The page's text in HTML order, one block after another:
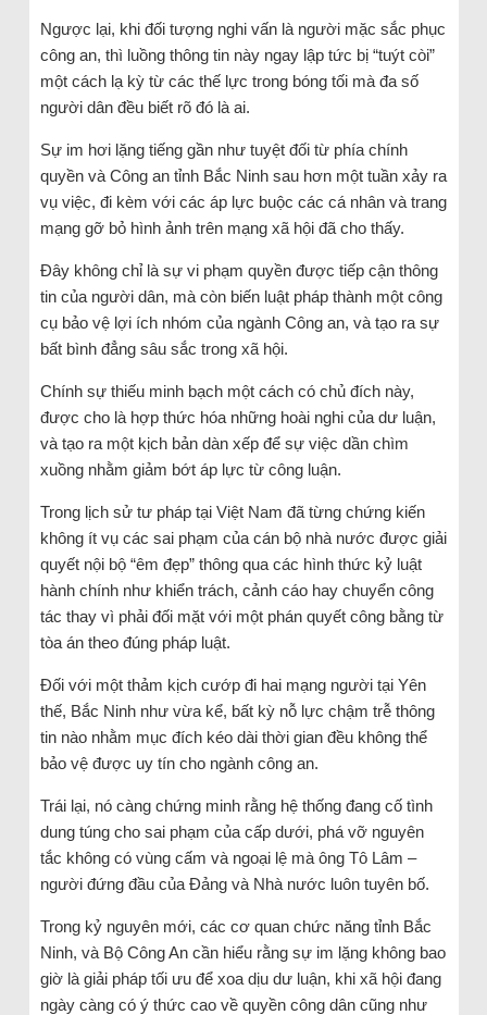
Ngược lại, khi đối tượng nghi vấn là người mặc sắc phục
công an, thì luồng thông tin này ngay lập tức bị “tuýt còi”
một cách lạ kỳ từ các thế lực trong bóng tối mà đa số
người dân đều biết rõ đó là ai.
Sự im hơi lặng tiếng gần như tuyệt đối từ phía chính
quyền và Công an tỉnh Bắc Ninh sau hơn một tuần xảy ra
vụ việc, đi kèm với các áp lực buộc các cá nhân và trang
mạng gỡ bỏ hình ảnh trên mạng xã hội đã cho thấy.
Đây không chỉ là sự vi phạm quyền được tiếp cận thông
tin của người dân, mà còn biến luật pháp thành một công
cụ bảo vệ lợi ích nhóm của ngành Công an, và tạo ra sự
bất bình đẳng sâu sắc trong xã hội.
Chính sự thiếu minh bạch một cách có chủ đích này,
được cho là hợp thức hóa những hoài nghi của dư luận,
và tạo ra một kịch bản dàn xếp để sự việc dần chìm
xuồng nhằm giảm bớt áp lực từ công luận.
Trong lịch sử tư pháp tại Việt Nam đã từng chứng kiến
không ít vụ các sai phạm của cán bộ nhà nước được giải
quyết nội bộ “êm đẹp” thông qua các hình thức kỷ luật
hành chính như khiển trách, cảnh cáo hay chuyển công
tác thay vì phải đối mặt với một phán quyết công bằng từ
tòa án theo đúng pháp luật.
Đối với một thảm kịch cướp đi hai mạng người tại Yên
thế, Bắc Ninh như vừa kể, bất kỳ nỗ lực chậm trễ thông
tin nào nhằm mục đích kéo dài thời gian đều không thể
bảo vệ được uy tín cho ngành công an.
Trái lại, nó càng chứng minh rằng hệ thống đang cố tình
dung túng cho sai phạm của cấp dưới, phá vỡ nguyên
tắc không có vùng cấm và ngoại lệ mà ông Tô Lâm –
người đứng đầu của Đảng và Nhà nước luôn tuyên bố.
Trong kỷ nguyên mới, các cơ quan chức năng tỉnh Bắc
Ninh, và Bộ Công An cần hiểu rằng sự im lặng không bao
giờ là giải pháp tối ưu để xoa dịu dư luận, khi xã hội đang
ngày càng có ý thức cao về quyền công dân cũng như